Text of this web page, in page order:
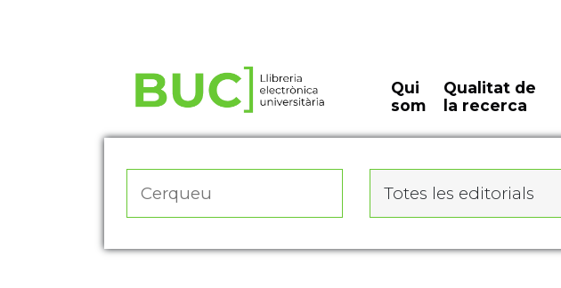
Qui
som
Qualitat de
la recerca
Totes les editorials